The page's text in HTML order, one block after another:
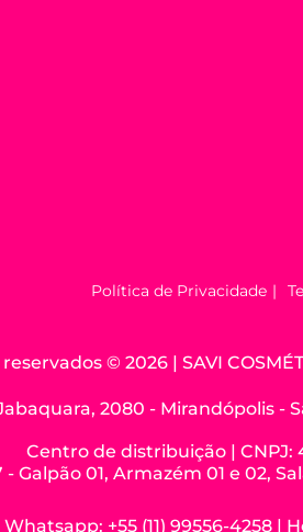
Política de Privacidade
© 2026 | SAVI
2080 - Mirandópolis -
Centro de distribuição | CNPJ:
Galpão 01, Armazém 01 e 02,
+55 (11) 99556-4258 |